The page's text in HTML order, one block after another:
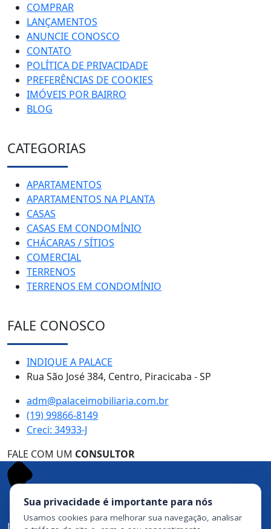
COMPRAR
LANÇAMENTOS
ANUNCIE CONOSCO
CONTATO
POLÍTICA DE PRIVACIDADE
PREFERÊNCIAS DE COOKIES
IMÓVEIS POR BAIRRO
BLOG
CATEGORIAS
APARTAMENTOS
APARTAMENTOS NA PLANTA
CASAS
CASAS EM CONDOMÍNIO
CHÁCARAS / SÍTIOS
COMERCIAL
TERRENOS
TERRENOS EM CONDOMÍNIO
FALE CONOSCO
INDIQUE A PALACE
Rua São José 384, Centro, Piracicaba - SP
adm@palaceimobiliaria.com.br
(19) 99866-8149
Creci: 34933-J
FALE COM UM CONSULTOR
Sua privacidade é importante para nós
Usamos cookies para melhorar sua navegação, analisar